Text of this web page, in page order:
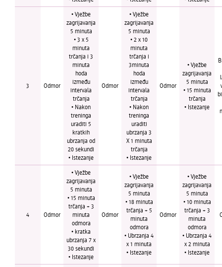
3 Odmor
• Vježbe
zagrijavanja
5 minuta
• 3 x 5
minuta
trčanja i 3
minuta
hoda
između
intervala
trčanja
• Nakon
treninga
uraditi 5
kratkih
ubrzanja od
20 sekundi
• Istezanje
Odmor
• Vježbe
zagrijavanja
5 minuta
• 2 x 10
minuta
trčanja i
3minuta
hoda
između
intervala
trčanja
• Nakon
treninga
uraditi
ubrzanja 3
X 1 minuta
trčanja
• Istezanje
Odmor
• Vježbe
zagrijavanja
5 minuta
• 15 minuta
trčanja
• Istezanje
4 Odmor
• Vježbe
zagrijavanja
5 minuta
• 15 minuta
trčanja + 3
minuta
odmora
• kratka
ubrzanja 7 x
30 sekundi
• Istezanje
Odmor
• Vježbe
zagrijavanja
5 minuta
• 18 minuta
trčanja + 5
minuta
odmora
• Ubrzanja 4
x 1 minuta
• Istezanje
Odmor
• Vježbe
zagrijavanja
5 minuta
• 10 minuta
trčanja + 3
minuta
odmora
• Ubrzanja 4
x 2 minuta
• Istezanje